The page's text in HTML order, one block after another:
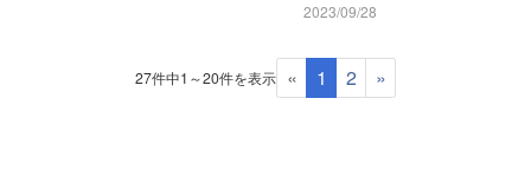
2023/09/28
27件中1～20件を表示 « 1 2 »